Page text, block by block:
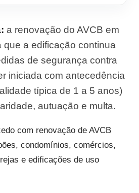
a renovação do AVCB em
que a edificação continua
de segurança contra
iniciada com antecedência
típica de 1 a 5 anos)
autuação e multa.
com renovação de AVCB
condomínios, comércios,
e edificações de uso